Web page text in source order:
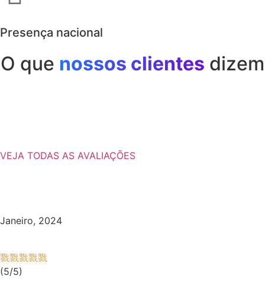
Presença nacional
O que nossos clientes dizem
VEJA TODAS AS AVALIAÇÕES
Janeiro, 2024
(5/5)